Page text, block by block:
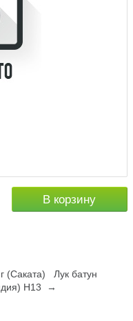
В корзину
(Саката)
Лук батун
Н13 →